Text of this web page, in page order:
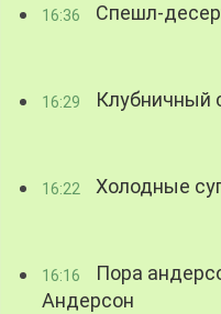
16:36 Спешл-
16:29 Клубничный
16:22 Холодные
16:16
Пора
Андерсон